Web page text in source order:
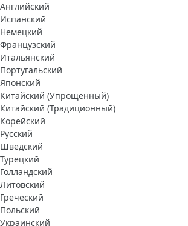
Английский
Испанский
Немецкий
Французский
Итальянский
Португальский
Японский
Китайский (Упрощенный)
Китайский (Традиционный)
Корейский
Русский
Шведский
Турецкий
Голландский
Литовский
Греческий
Польский
Украинский